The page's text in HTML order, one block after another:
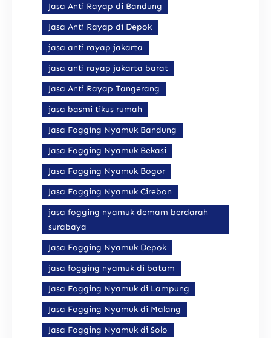
Jasa Anti Rayap di Bandung
Jasa Anti Rayap di Depok
jasa anti rayap jakarta
jasa anti rayap jakarta barat
Jasa Anti Rayap Tangerang
jasa basmi tikus rumah
Jasa Fogging Nyamuk Bandung
Jasa Fogging Nyamuk Bekasi
Jasa Fogging Nyamuk Bogor
Jasa Fogging Nyamuk Cirebon
jasa fogging nyamuk demam berdarah
surabaya
Jasa Fogging Nyamuk Depok
jasa fogging nyamuk di batam
Jasa Fogging Nyamuk di Lampung
Jasa Fogging Nyamuk di Malang
Jasa Fogging Nyamuk di Solo